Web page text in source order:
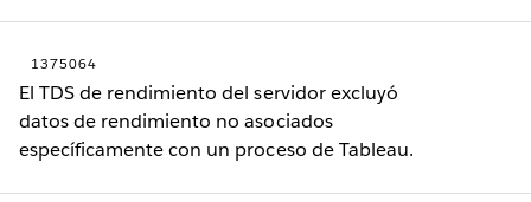
1375064
El TDS de rendimiento del servidor excluyó
datos de rendimiento no asociados
específicamente con un proceso de Tableau.